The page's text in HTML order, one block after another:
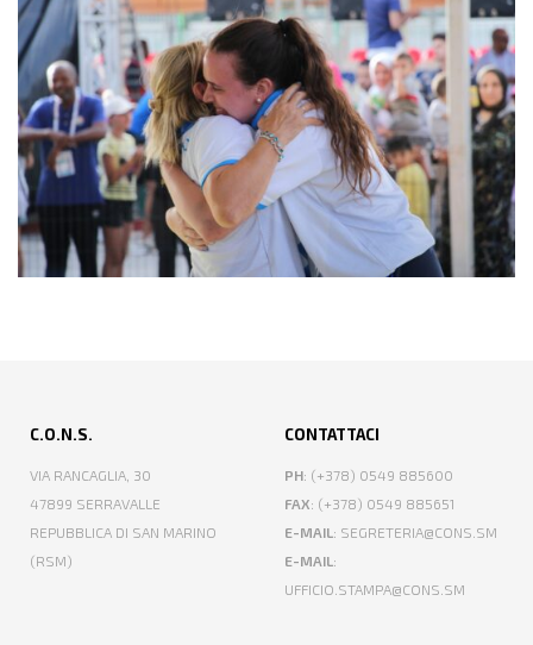
C.O.N.S.
VIA RANCAGLIA, 30
47899 SERRAVALLE
REPUBBLICA DI SAN MARINO
(RSM)
CONTATTACI
PH: (+378) 0549 885600
FAX: (+378) 0549 885651
E-MAIL: SEGRETERIA@CONS.SM
E-MAIL:
UFFICIO.STAMPA@CONS.SM